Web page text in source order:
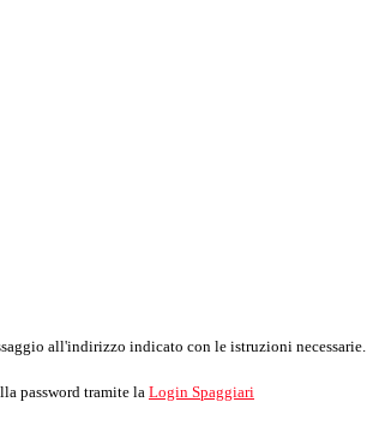
all'indirizzo indicato con le istruzioni necessarie.
password tramite la Login Spaggiari